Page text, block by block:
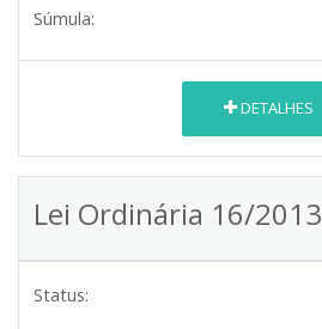
Súmula:
DETALHES
Lei Ordinária 16/2013
Status: